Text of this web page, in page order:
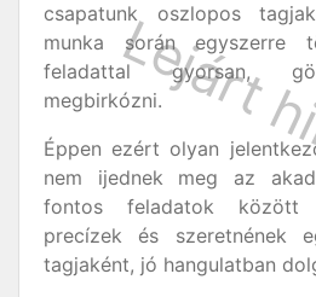
csapatunk oszlopos
munka során egyszerre
feladattal gyorsan,
megbirkózni.
Éppen ezért olyan
nem ijednek meg az
fontos feladatok között
precízek és szeretnének
tagjaként, jó hangulatban